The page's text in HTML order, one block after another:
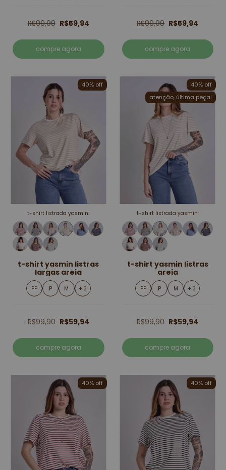
R$99,90 R$59,94
compre agora
R$99,90 R$59,94
compre agora
40% off
t-shirt listrada yasmin:
t-shirt yasmin listras
largas areia
PP P M + 3
R$99,90 R$59,94
compre agora
40% off
atenção, última peça!
t-shirt listrada yasmin:
t-shirt yasmin listras
areia
PP P M + 3
R$99,90 R$59,94
compre agora
40% off 40% off